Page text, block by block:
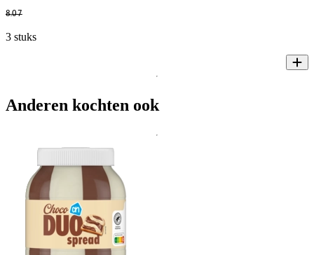
8.07
3 stuks
Anderen kochten ook